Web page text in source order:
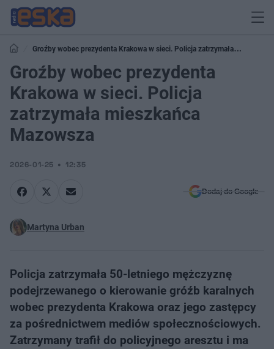
Groźby wobec prezydenta Krakowa w sieci. Policja zatrzymała
mieszkańca Mazowsza
Groźby wobec prezydenta
Krakowa w sieci. Policja
zatrzymała mieszkańca
Mazowsza
2026-01-25 12:35
Dodaj do Google
Martyna Urban
Policja zatrzymała 50-letniego mężczyznę
podejrzewanego o kierowanie gróźb karalnych
wobec prezydenta Krakowa oraz jego zastępcy
za pośrednictwem mediów społecznościowych.
Zatrzymany trafił do policyjnego aresztu i ma